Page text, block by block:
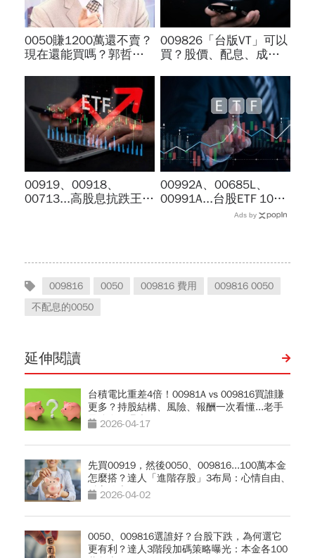
0050賺1200萬還不賣？
現在還能買嗎？郭哲榮
場點位：4萬7不敢買
「可憐哪」
009826「台版VT」可以
買？股價、配息、成分
為何連周冠男都說
009826上市是邁大步？
00919、00918、
00713...高股息抗跌王選
00992A、00685L、
00991A...台股ETF 10檔
打贏大盤，這檔主動式
Ads by
009816 0050 009816 費用
009816 0050
不配息的0050
延伸閱讀
台積電比重差4倍！00981A vs 009816買誰賺
更多？持股結構、風險、報酬一次看懂...老手
最強布局曝光
2026-04-17
先買00919，然後0050、009816...100萬本金
怎麼搭？達人「進階存股」3布局：心情自由、
財富放大
2026-04-02
0050、009816選誰好？台股下跌，為何選它
更有利？達人3階段加碼策略曝光：本金各100